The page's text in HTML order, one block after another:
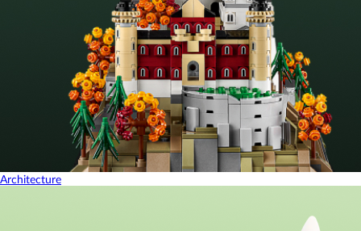
Architecture